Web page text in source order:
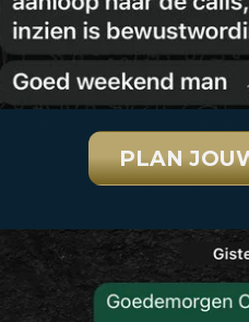
PLAN